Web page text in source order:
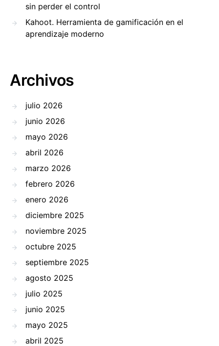
sin perder el control
Kahoot. Herramienta de gamificación en el
aprendizaje moderno
Archivos
julio 2026
junio 2026
mayo 2026
abril 2026
marzo 2026
febrero 2026
enero 2026
diciembre 2025
noviembre 2025
octubre 2025
septiembre 2025
agosto 2025
julio 2025
junio 2025
mayo 2025
abril 2025